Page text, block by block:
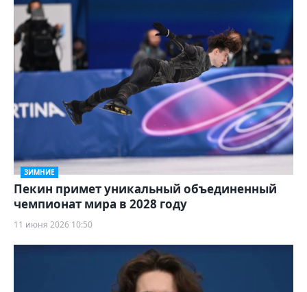
ЗИМНИЕ
Пекин примет уникальный объединенный
чемпионат мира в 2028 году
11 июня 2026 10:50